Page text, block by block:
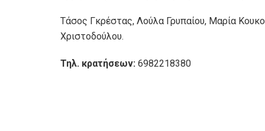
Τάσος Γκρέστας, Λούλα Γρυπαίου, Μαρία
Χριστοδούλου.
Τηλ. κρατήσεων: 6982218380